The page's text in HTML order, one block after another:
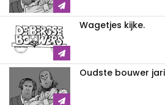
Wagetjes kijke.
Oudste bouwer